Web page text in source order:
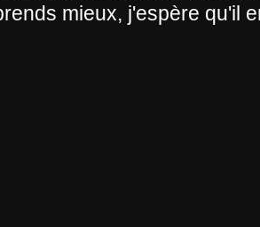
mieux, j'espère qu'il